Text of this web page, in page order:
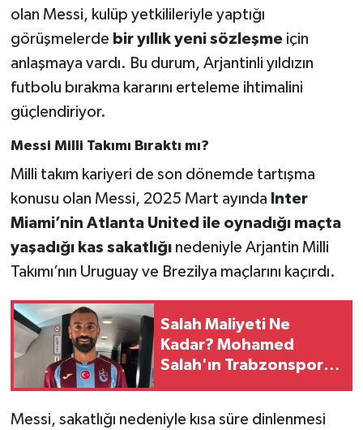
olan Messi, kulüp yetkilileriyle yaptığı
görüşmelerde bir yıllık yeni sözleşmeiçin
anlaşmaya vardı. Bu durum, Arjantinli yıldızın
futbolu bırakma kararını erteleme ihtimalini
güçlendiriyor.
Messi Milli Takımı Bıraktı mı?
Milli takım kariyeri de son dönemde tartışma
konusu olan Messi, 2025 Mart ayında Inter
Miami’nin Atlanta United ile oynadığı maçta
yaşadığı kas sakatlığınedeniyle Arjantin Milli
Takımı’nın Uruguay ve Brezilya maçlarını kaçırdı.
Salah Maliyeti Ne
Kadar? Mohamed
Salah'ın Trabzonspor'a
Messi, sakatlığı nedeniyle kısa süre dinlenmesi